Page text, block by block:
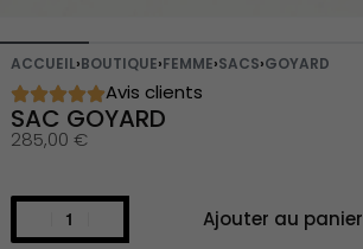
ACCUEIL›BOUTIQUE›FEMME›SACS›GOYARD
Avis clients
SAC GOYARD
285,00 €
Ajouter au panier